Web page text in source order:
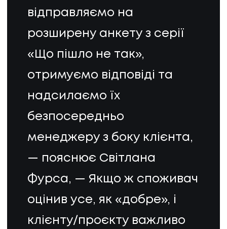
відправляємо на
розширену анкету з серії
«Що пішло не так»,
отримуємо відповіді та
надсилаємо їх
безпосередньо
менеджеру з боку клієнта,
— пояснює Світлана
Фурса, — Якщо ж споживач
оцінив усе, як «добре», і
клієнту/проєкту важливо